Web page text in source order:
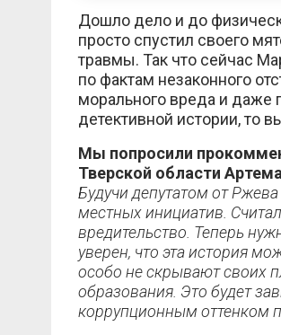
Дошло дело и до
просто спустил своего
травмы. Так что сейчас
по фактам незаконного
морального вреда и даже
детективной истории, то
Мы попросили
Тверской области
Будучи депутатом от
местных инициатив.
вредительство. Теперь
уверен, что эта история
особо не скрывают своих
образования. Это будет
коррупционным оттенком